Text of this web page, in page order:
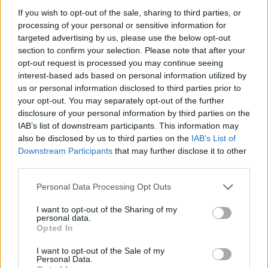
If you wish to opt-out of the sale, sharing to third parties, or
processing of your personal or sensitive information for
targeted advertising by us, please use the below opt-out
section to confirm your selection. Please note that after your
opt-out request is processed you may continue seeing
interest-based ads based on personal information utilized by
us or personal information disclosed to third parties prior to
your opt-out. You may separately opt-out of the further
disclosure of your personal information by third parties on the
IAB’s list of downstream participants. This information may
also be disclosed by us to third parties on the IAB’s List of
Downstream Participants that may further disclose it to other
Personal Data Processing Opt Outs
I want to opt-out of the Sharing of my
personal data.
Opted In
I want to opt-out of the Sale of my
Personal Data.
bendruomenės ir bendraukite komentaruose!
Rodyti komentarus
Prisijungti komentatoriams